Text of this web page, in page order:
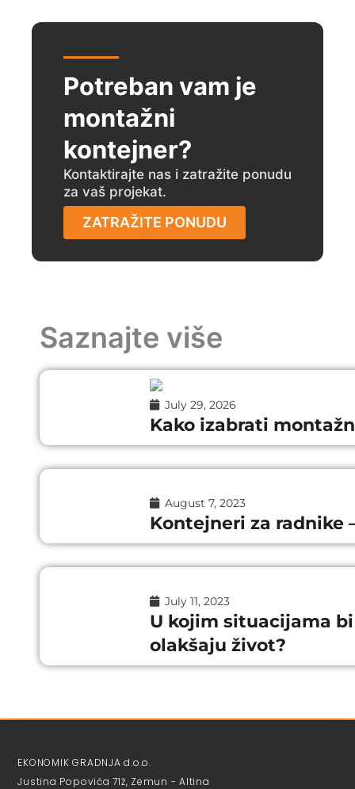
Potreban vam je
montažni
kontejner?
Kontaktirajte nas i zatražite ponudu
za vaš projekat.
ZATRAŽITE PONUDU
Saznajte više
July 29, 2026
Kako izabrati
August 7, 2023
Kontejneri za radnike
July 11, 2023
U kojim situacijama
olakšaju život?
EKONOMIK GRADNJA d.o.o.
Justina Popovića 71ž, Zemun - Altina